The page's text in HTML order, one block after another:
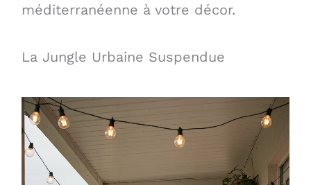
méditerranéenne à votre décor.
La Jungle Urbaine Suspendue